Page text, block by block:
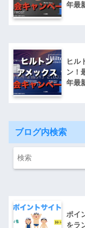
年最
ヒル
ン！
年最
ブログ内検索
ポイ
をラ